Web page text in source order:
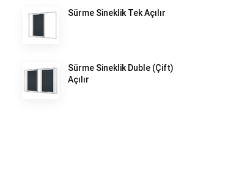
Sürme Sineklik Tek Açılır
Sürme Sineklik Duble (Çift)
Açılır